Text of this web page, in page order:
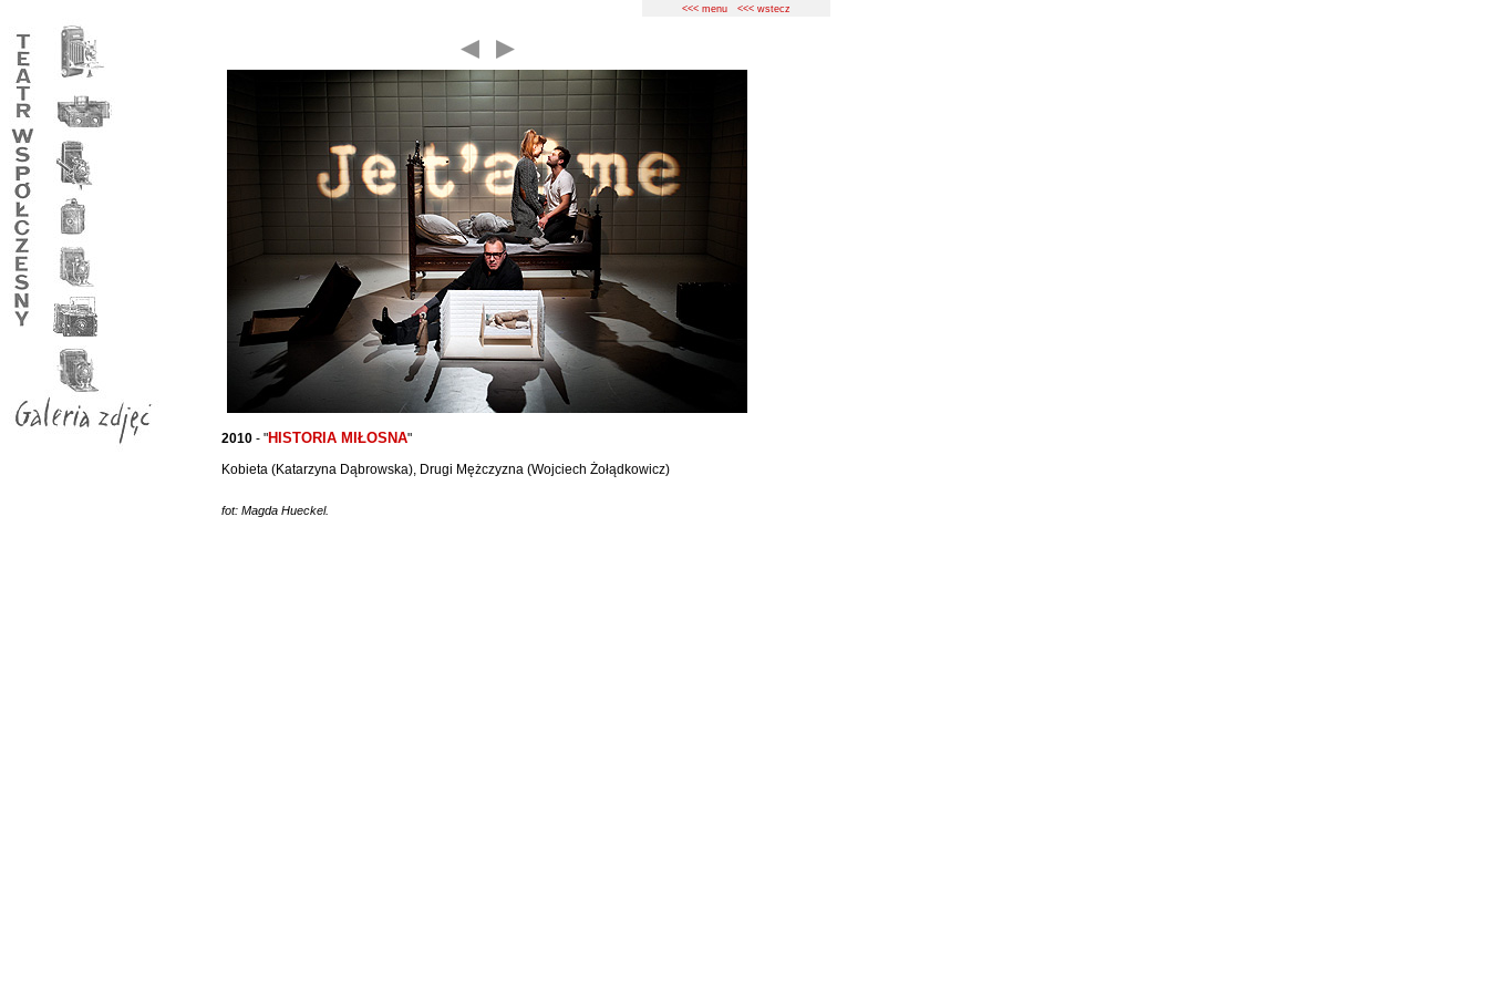
<<< menu <<< wstecz
2010 - "HISTORIA MIŁOSNA"
Kobieta (Katarzyna Dąbrowska), Drugi Mężczyzna (Wojciech Żołądkowicz)
fot: Magda Hueckel.